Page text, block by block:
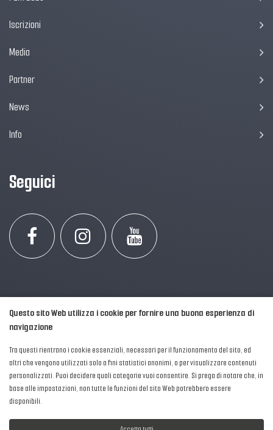
Iscrizioni
Media
Partner
News
Info
Seguici
2016-2026 © AIPFM - Festa della Musica Italia Tutti i Diritti Riservati.
Privacy Policy
| Cookies
Questo sito Web utilizza i cookie per fornire una buona esperienza di
navigazione
Tra questi rientrano i cookie essenziali, necessari per il funzionamento del sito, ed
altri che vengono utilizzati solo a fini statistici anonimi, o per visualizzare contenuti
personalizzati. Puoi decidere quali categorie vuoi consentire. Si prega di notare che, in
base alle impostazioni, non tutte le funzioni del sito Web potrebbero essere
disponibili.